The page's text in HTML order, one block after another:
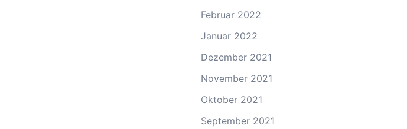
Februar 2022
Januar 2022
Dezember 2021
November 2021
Oktober 2021
September 2021